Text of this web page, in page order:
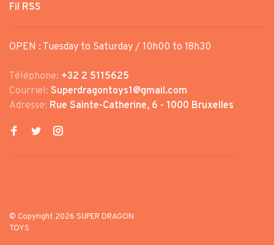
Fil RSS
OPEN : Tuesday to Saturday / 10h00 to 18h30
Téléphone: +32 2 5115625
Courriel: Superdragontoys1@gmail.com
Adresse: Rue Sainte-Catherine, 6 - 1000 Bruxelles
© Copyright 2026 SUPER DRAGON
TOYS